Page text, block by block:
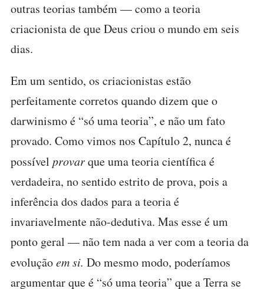
outras teorias também — como a teoria
criacionista de que Deus criou o mundo em seis
dias.
Em um sentido, os criacionistas estão
perfeitamente corretos quando dizem que o
darwinismo é “só uma teoria”, e não um fato
provado. Como vimos nos Capítulo 2, nunca é
possível provarque uma teoria científica é
verdadeira, no sentido estrito de prova, pois a
inferência dos dados para a teoria é
invariavelmente não-dedutiva. Mas esse é um
ponto geral — não tem nada a ver com a teoria da
evoluçãoem si. Do mesmo modo, poderíamos
argumentar que é “só uma teoria” que a Terra se